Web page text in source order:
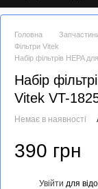
Головна
Фільтри Vitek
Набір фільтрів HEPA
Набір
Vitek VT-
Немає в наявності
390 грн
Увійти для